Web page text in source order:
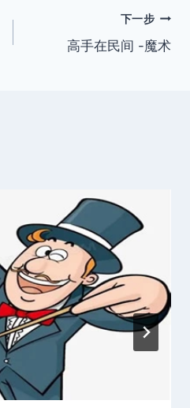
下一步
高手在民间 -魔术